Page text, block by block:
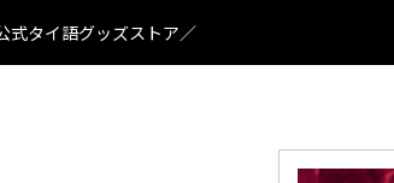
式タイ語グッズストア／